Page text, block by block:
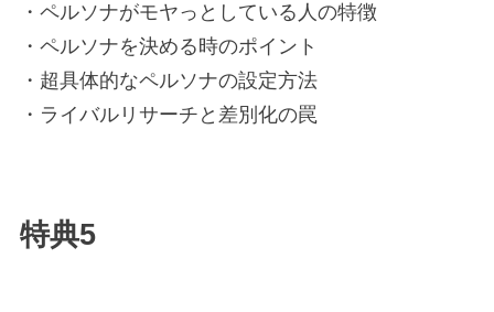
・ペルソナがモヤっとしている人の特徴
・ペルソナを決める時のポイント
・超具体的なペルソナの設定方法
・ライバルリサーチと差別化の罠
特典5